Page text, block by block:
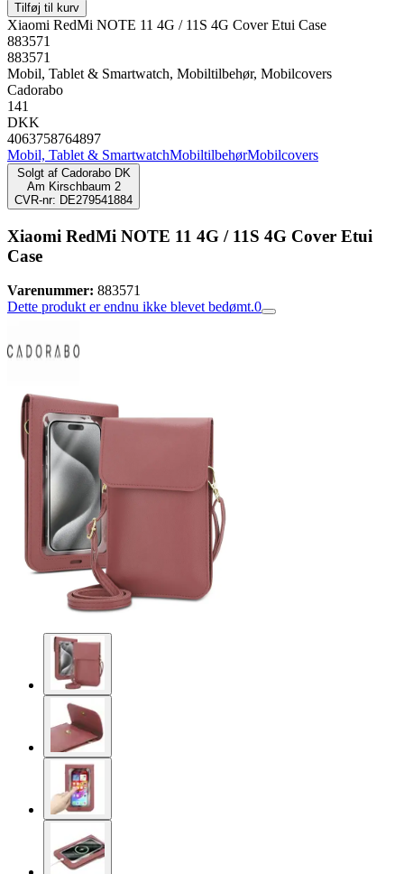
Tilføj til kurv
Xiaomi RedMi NOTE 11 4G / 11S 4G Cover Etui Case
883571
883571
Mobil, Tablet & Smartwatch, Mobiltilbehør, Mobilcovers
Cadorabo
141
DKK
4063758764897
Mobil, Tablet & SmartwatchMobiltilbehørMobilcovers
Solgt af Cadorabo DK
Am Kirschbaum 2
CVR-nr: DE279541884
Xiaomi RedMi NOTE 11 4G / 11S 4G Cover Etui
Case
Varenummer: 883571
Dette produkt er endnu ikke blevet bedømt.0